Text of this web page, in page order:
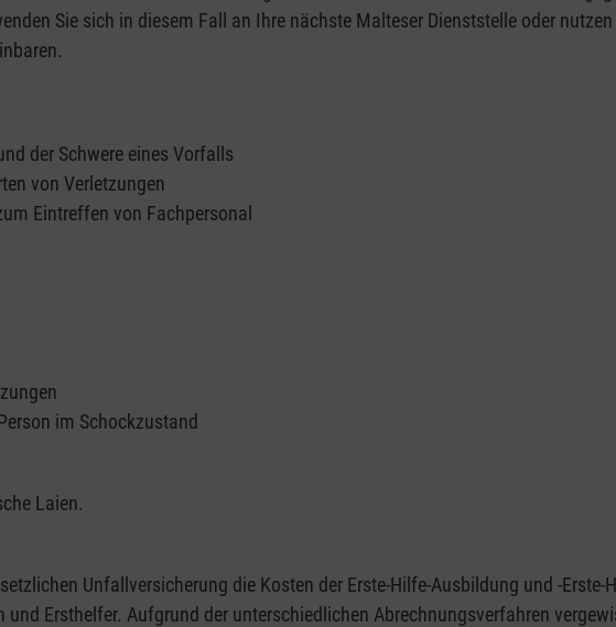
Sie sich in diesem Fall an Ihre nächste Malteser Dienststelle oder nutzen
der Schwere eines Vorfalls
von Verletzungen
Eintreffen von Fachpersonal
im Schockzustand
Laien.
Unfallversicherung die Kosten der Erste-Hilfe-Ausbildung und -Erste-
Ersthelfer. Aufgrund der unterschiedlichen Abrechnungsverfahren